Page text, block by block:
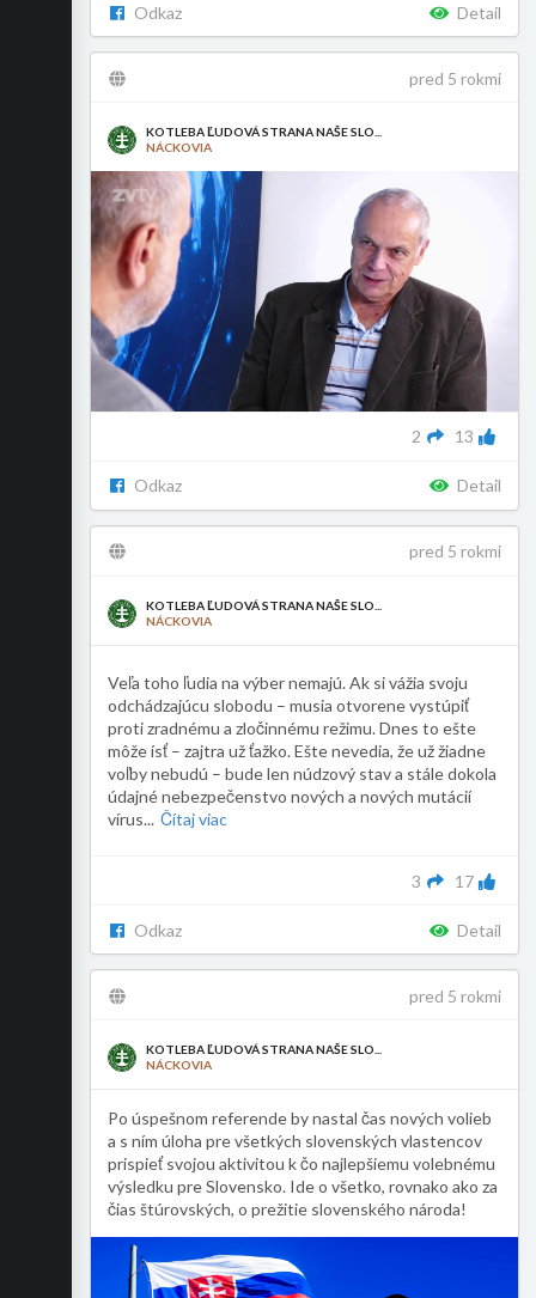
Odkaz Detail
pred 5 rokmi
KOTLEBA ĽUDOVÁ STRANA NAŠE SLO...
NÁCKOVIA
13
2
Odkaz Detail
pred 5 rokmi
KOTLEBA ĽUDOVÁ STRANA NAŠE SLO...
NÁCKOVIA
Veľa toho ľudia na výber nemajú. Ak si vážia svoju
odchádzajúcu slobodu – musia otvorene vystúpiť
proti zradnému a zločinnému režimu. Dnes to ešte
môže ísť – zajtra už ťažko. Ešte nevedia, že už žiadne
voľby nebudú – bude len núdzový stav a stále dokola
údajné nebezpečenstvo nových a nových mutácií
vírus... Čítaj viac
17
3
Odkaz Detail
pred 5 rokmi
KOTLEBA ĽUDOVÁ STRANA NAŠE SLO...
NÁCKOVIA
Po úspešnom referende by nastal čas nových volieb
a s ním úloha pre všetkých slovenských vlastencov
prispieť svojou aktivitou k čo najlepšiemu volebnému
výsledku pre Slovensko. Ide o všetko, rovnako ako za
čias štúrovských, o prežitie slovenského národa!